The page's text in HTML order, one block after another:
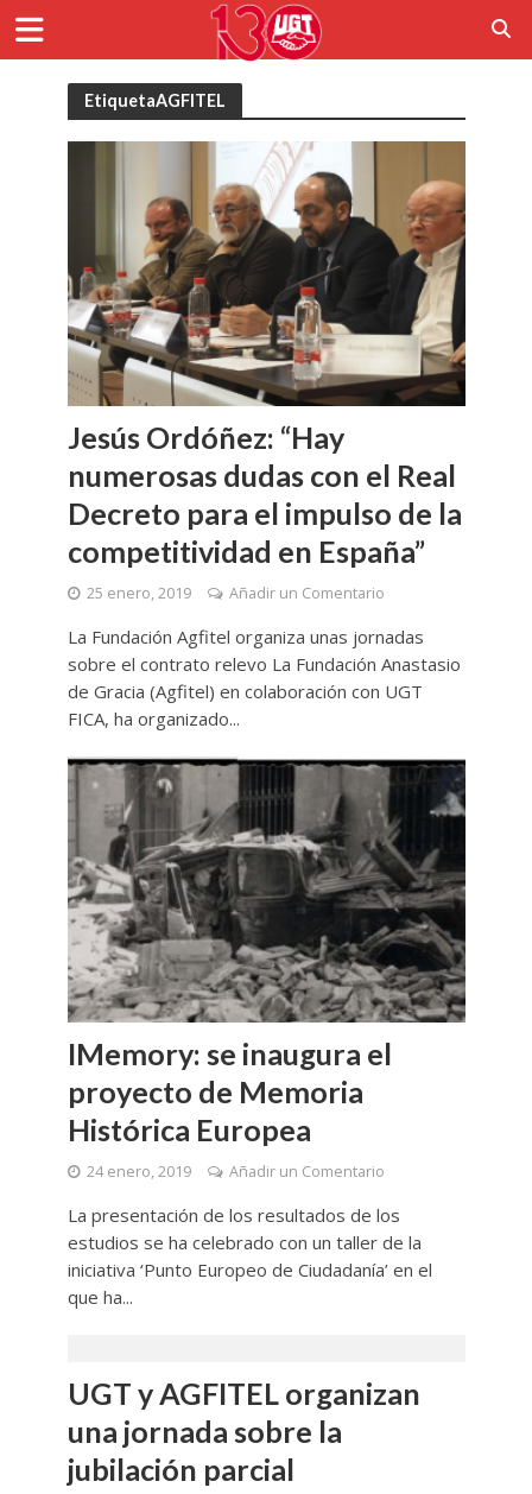
EtiquetaAGFITEL
Jesús Ordóñez: “Hay
numerosas dudas con el Real
Decreto para el impulso de la
competitividad en España”
25 enero, 2019 Añadir un Comentario
La Fundación Agfitel organiza unas jornadas
sobre el contrato relevo La Fundación Anastasio
de Gracia (Agfitel) en colaboración con UGT
FICA, ha organizado...
IMemory: se inaugura el
proyecto de Memoria
Histórica Europea
24 enero, 2019 Añadir un Comentario
La presentación de los resultados de los
estudios se ha celebrado con un taller de la
iniciativa ‘Punto Europeo de Ciudadanía’ en el
que ha...
UGT y AGFITEL organizan
una jornada sobre la
jubilación parcial